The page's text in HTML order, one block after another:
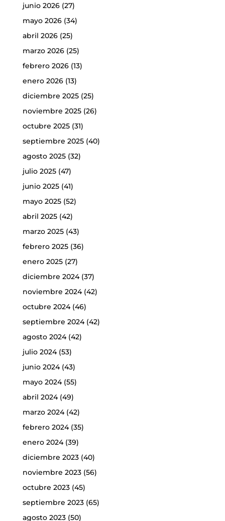
junio 2026(27)
mayo 2026(34)
abril 2026(25)
marzo 2026(25)
febrero 2026(13)
enero 2026(13)
diciembre 2025(25)
noviembre 2025(26)
octubre 2025(31)
septiembre 2025(40)
agosto 2025(32)
julio 2025(47)
junio 2025(41)
mayo 2025(52)
abril 2025(42)
marzo 2025(43)
febrero 2025(36)
enero 2025(27)
diciembre 2024(37)
noviembre 2024(42)
octubre 2024(46)
septiembre 2024(42)
agosto 2024(42)
julio 2024(53)
junio 2024(43)
mayo 2024(55)
abril 2024(49)
marzo 2024(42)
febrero 2024(35)
enero 2024(39)
diciembre 2023(40)
noviembre 2023(56)
octubre 2023(45)
septiembre 2023(65)
agosto 2023(50)